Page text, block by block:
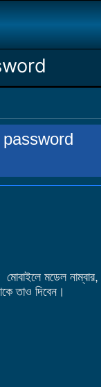
মডেল নাম্বার,
তাও দিবেন।